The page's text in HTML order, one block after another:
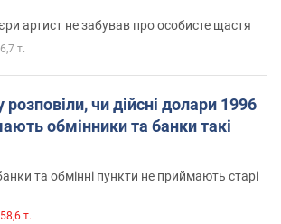
артист не забував про особисте щастя
6,7 т.
чи дійсні долари 1996
обмінники та банки такі
та обмінні пункти не приймають старі
58,6 т.